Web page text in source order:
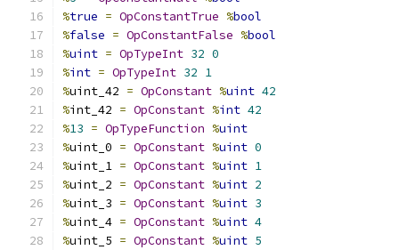
%true = OpConstantTrue %bool
%false = OpConstantFalse %bool
%uint = OpTypeInt 32 0
%int = OpTypeInt 32 1
%uint_42 = OpConstant %uint 42
%int_42 = OpConstant %int 42
%13 = OpTypeFunction %uint
%uint_0 = OpConstant %uint 0
%uint_1 = OpConstant %uint 1
%uint_2 = OpConstant %uint 2
%uint_3 = OpConstant %uint 3
%uint_4 = OpConstant %uint 4
%uint_5 = OpConstant %uint 5